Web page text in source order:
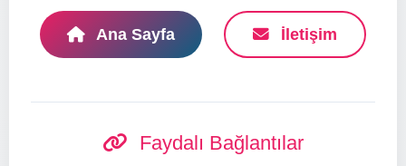
Ana Sayfa İletişim
Faydalı Bağlantılar